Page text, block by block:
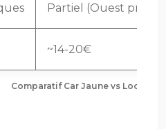
Comparatif Car Jaune vs
Partiel (Ouest
~14-20€